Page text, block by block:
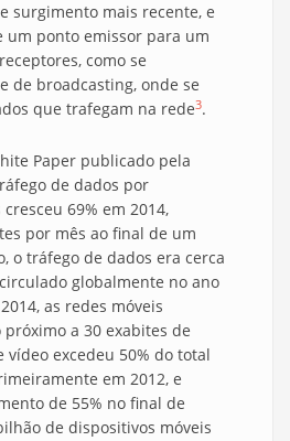
surgimento mais recente, e
um ponto emissor para um
como se
de broadcasting, onde se
que trafegam na rede3.
Paper publicado pela
de dados por
69% em 2014,
por mês ao final de um
o tráfego de dados era cerca
globalmente no ano
as redes móveis
a 30 exabites de
vídeo excedeu 50% do total
em 2012, e
de 55% no final de
de dispositivos móveis